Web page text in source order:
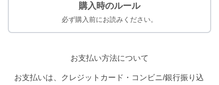
購入時のルール
必ず購入前にお読みください。
お支払い方法について
お支払いは、クレジットカード・コンビニ/銀行振り込